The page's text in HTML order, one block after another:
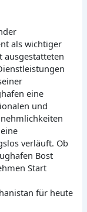
als wichtiger
ausgestatteten
eine
und
verläuft. Ob
Bost
Start
für heute